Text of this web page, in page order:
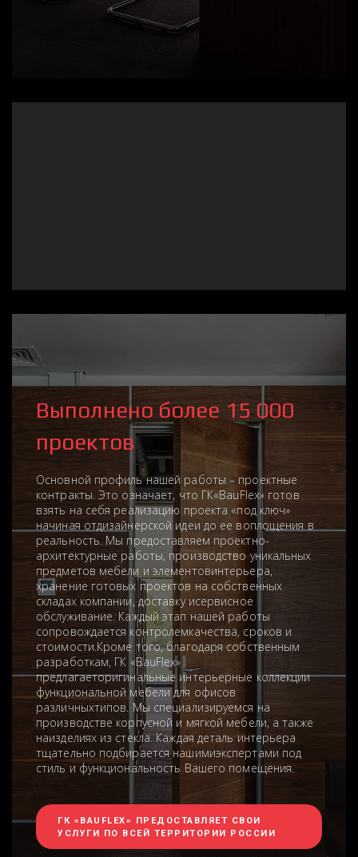
Выполнено более 15 000
проектов
Основной профиль нашей работы – проектные
контракты. Это означает, что ГК«BauFlex» готов
взять на себя реализацию проекта «под ключ»
начиная отдизайнерской идеи до ее воплощения в
реальность. Мы предоставляем проектно-
архитектурные работы, производство уникальных
предметов мебели и элементовинтерьера,
хранение готовых проектов на собственных
складах компании, доставку исервисное
обслуживание. Каждый этап нашей работы
сопровождается контролемкачества, сроков и
стоимости.Кроме того, благодаря собственным
разработкам, ГК «BauFlex»
предлагаеторигинальные интерьерные коллекции
функциональной мебели для офисов
различныхтипов. Мы специализируемся на
производстве корпусной и мягкой мебели, а также
наизделиях из стекла. Каждая деталь интерьера
тщательно подбирается нашимиэкспертами под
стиль и функциональность Вашего помещения.
ГК «BAUFLEX» ПРЕДОСТАВЛЯЕТ СВОИ
УСЛУГИ ПО ВСЕЙ ТЕРРИТОРИИ РОССИИ